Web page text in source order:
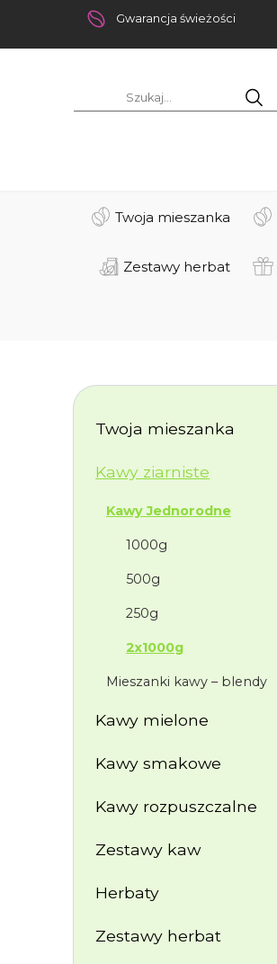
Gwarancja świeżości
Twoja mieszanka
Zestawy herbat
Twoja mieszanka
Kawy ziarniste
Kawy Jednorodne
1000g
500g
250g
2x1000g
Mieszanki kawy – blendy
Kawy mielone
Kawy smakowe
Kawy rozpuszczalne
Zestawy kaw
Herbaty
Zestawy herbat